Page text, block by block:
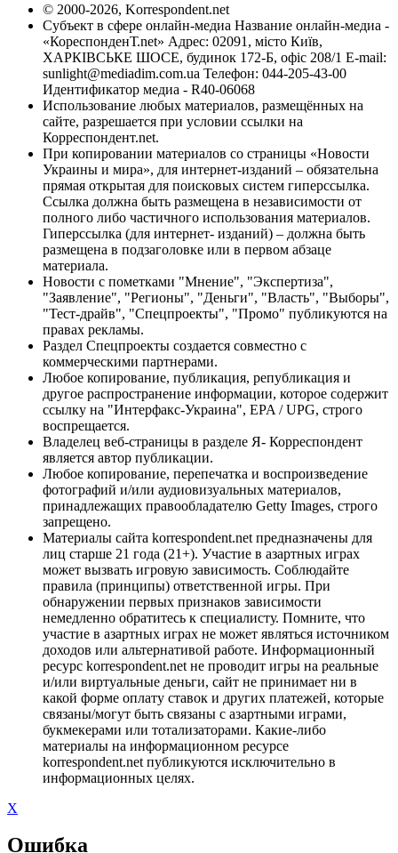
© 2000-2026, Korrespondent.net
Субъект в сфере онлайн-медиа Название онлайн-медиа -
«КореспонденТ.net» Адрес: 02091, місто Київ,
ХАРКІВСЬКЕ ШОСЕ, будинок 172-Б, офіс 208/1 E-mail:
sunlight@mediadim.com.ua Телефон: 044-205-43-00
Идентификатор медиа - R40-06068
Использование любых материалов, размещённых на
сайте, разрешается при условии ссылки на
Корреспондент.net.
При копировании материалов со страницы «Новости
Украины и мира», для интернет-изданий – обязательна
прямая открытая для поисковых систем гиперссылка.
Ссылка должна быть размещена в независимости от
полного либо частичного использования материалов.
Гиперссылка (для интернет- изданий) – должна быть
размещена в подзаголовке или в первом абзаце
материала.
Новости с пометками "Мнение", "Экспертиза",
"Заявление", "Регионы", "Деньги", "Власть", "Выборы",
"Тест-драйв", "Спецпроекты", "Промо" публикуются на
правах рекламы.
Раздел Спецпроекты создается совместно с
коммерческими партнерами.
Любое копирование, публикация, републикация и
другое распространение информации, которое содержит
ссылку на "Интерфакс-Украина", EPA / UPG, строго
воспрещается.
Владелец веб-страницы в разделе Я- Корреспондент
является автор публикации.
Любое копирование, перепечатка и воспроизведение
фотографий и/или аудиовизуальных материалов,
принадлежащих правообладателю Getty Images, строго
запрещено.
Материалы сайта korrespondent.net предназначены для
лиц старше 21 года (21+). Участие в азартных играх
может вызвать игровую зависимость. Соблюдайте
правила (принципы) ответственной игры. При
обнаружении первых признаков зависимости
немедленно обратитесь к специалисту. Помните, что
участие в азартных играх не может являться источником
доходов или альтернативой работе. Информационный
ресурс korrespondent.net не проводит игры на реальные
и/или виртуальные деньги, сайт не принимает ни в
какой форме оплату ставок и других платежей, которые
связаны/могут быть связаны с азартными играми,
букмекерами или тотализаторами. Какие-либо
материалы на информационном ресурсе
korrespondent.net публикуются исключительно в
информационных целях.
X
Ошибка